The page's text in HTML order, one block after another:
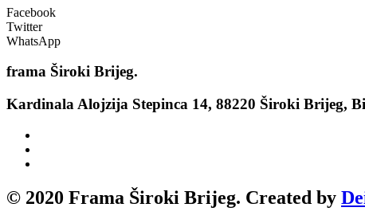
Facebook
Twitter
WhatsApp
frama Široki Brijeg.
Kardinala Alojzija Stepinca 14, 88220 Široki Brijeg,
© 2020 Frama Široki Brijeg. Created by